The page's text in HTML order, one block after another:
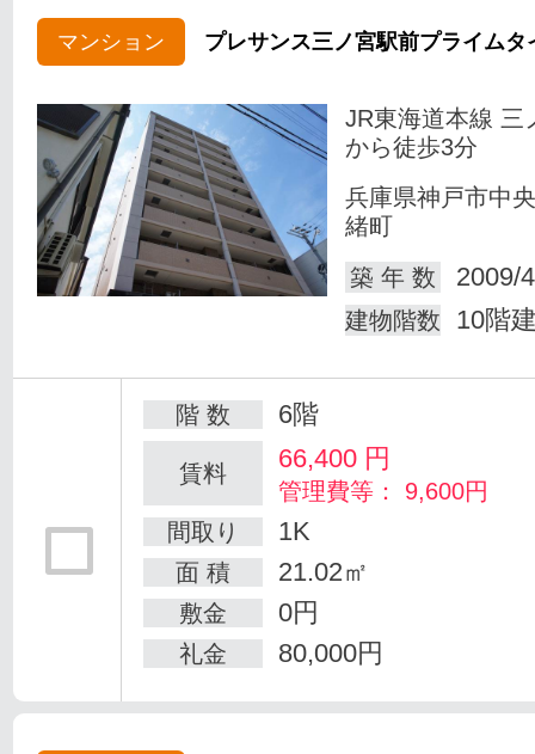
マンション プレサンス三ノ宮駅前プライムタ
JR東海道本線 三
から徒歩3分
兵庫県神戸市中
緒町
築 年 数
2009/
建物階数 10階
階 数 6階
賃料 66,400 円
管理費等： 9,600円
間取り
1K
面 積 21.02㎡
敷金 0円
礼金 80,000円